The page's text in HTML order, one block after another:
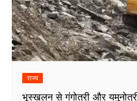
राज्य
भूस्खलन से गंगोत्री और यमुनोत्री